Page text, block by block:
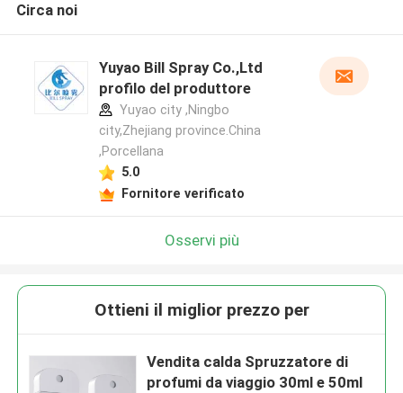
Circa noi
Yuyao Bill Spray Co.,Ltd
profilo del produttore
Yuyao city ,Ningbo
city,Zhejiang province.China
,Porcellana
5.0
Fornitore verificato
Osservi più
Ottieni il miglior prezzo per
Vendita calda Spruzzatore di
profumi da viaggio 30ml e 50ml